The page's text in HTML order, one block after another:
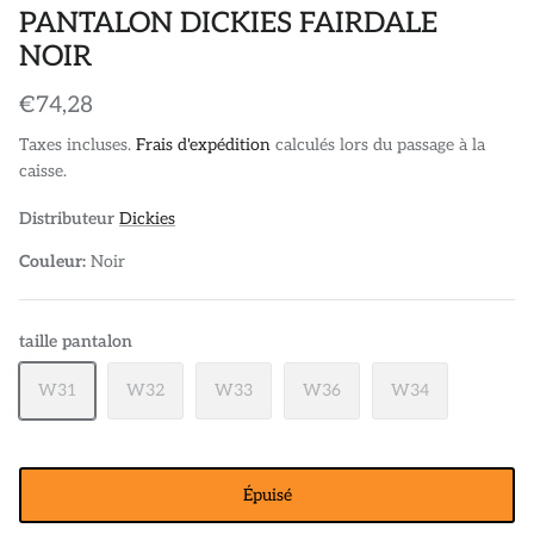
PANTALON DICKIES FAIRDALE
NOIR
€74,28
Taxes incluses. Frais d'expédition calculés lors du passage à la
caisse.
Distributeur Dickies
Couleur: Noir
taille pantalon
W31 W32 W33 W36 W34
Épuisé